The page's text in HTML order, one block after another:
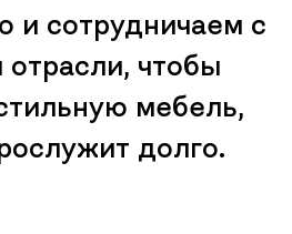
и сотрудничаем с
чтобы
мебель,
долго.